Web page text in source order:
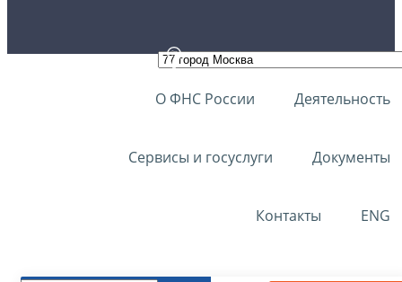
О ФНС России Деятельность
Сервисы и госуслуги Документы
Контакты ENG